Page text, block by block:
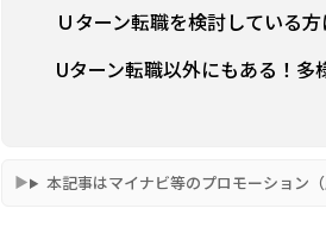
Ｕターン転職を検討している
Uターン転職以外にもある！多
本記事はマイナビ等のプロモーション